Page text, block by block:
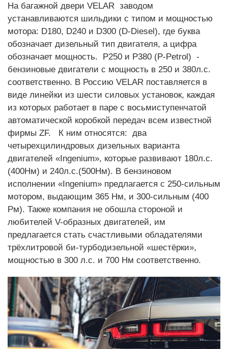
На багажной двери VELAR заводом
устанавливаются шильдики с типом и мощностью
мотора: D180, D240 и D300 (D-Diesel), где буква
обозначает дизельный тип двигателя, а цифра
обозначает мощность. P250 и P380 (P-Petrol) -
бензиновые двигатели с мощность в 250 и 380л.с.
соответственно. В Россию VELAR поставляется в
виде линейки из шести силовых установок, каждая
из которых работает в паре с восьмиступенчатой
автоматической коробкой передач всем известной
фирмы ZF. К ним относятся: два
четырехцилиндровых дизельных варианта
двигателей «Ingenium», которые развивают 180л.с.
(400Нм) и 240л.с.(500Нм). В бензиновом
исполнении «Ingenium» предлагается с 250-сильным
мотором, выдающим 365 Нм, и 300-сильным (400
Рм). Также компания не обошла стороной и
любителей V-образных двигателей, им
предлагается стать счастливыми обладателями
трёхлитровой би-турбодизельной «шестёрки»,
мощностью в 300 л.c. и 700 Нм соответственно.